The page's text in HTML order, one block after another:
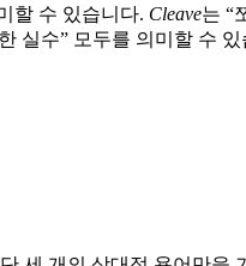
할 수 있습니다. Cleave는 “
실수” 모두를 의미할 수 있